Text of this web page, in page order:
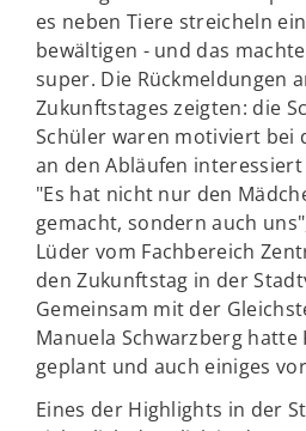
es neben Tiere streicheln
bewältigen - und das
super. Die Rückmeldungen
Zukunftstages zeigten: die
Schüler waren motiviert bei
an den Abläufen
"Es hat nicht nur den
gemacht, sondern auch
Lüder vom Fachbereich
den Zukunftstag in der
Gemeinsam mit der
Manuela Schwarzberg hatte
geplant und auch einiges
Eines der Highlights in der